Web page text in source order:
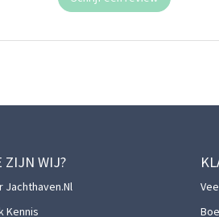
ZIJN WIJ?
Jachthaven.nl
Kennis